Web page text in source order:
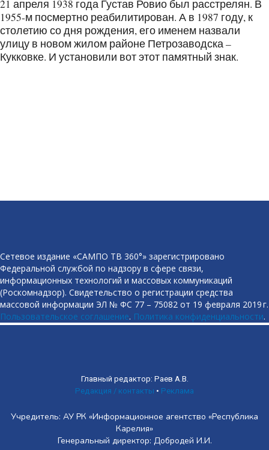
21 апреля 1938 года Густав Ровио был расстрелян. В
1955-м посмертно реабилитирован. А в 1987 году, к
столетию со дня рождения, его именем назвали
улицу в новом жилом районе Петрозаводска –
Кукковке. И установили вот этот памятный знак.
Сетевое издание «САМПО ТВ 360°» зарегистрировано
Федеральной службой по надзору в сфере связи,
информационных технологий и массовых коммуникаций
(Роскомнадзор). Свидетельство о регистрации средства
массовой информации ЭЛ № ФС 77 – 75082 от 19 февраля 2019 г.
Пользовательское соглашение. Политика конфиденциальности.
Главный редактор: Раев А.В.
Редакция / контакты • Реклама
Учредитель: АУ РК «Информационное агентство «Республика
Карелия»
Генеральный директор: Добродей И.И.